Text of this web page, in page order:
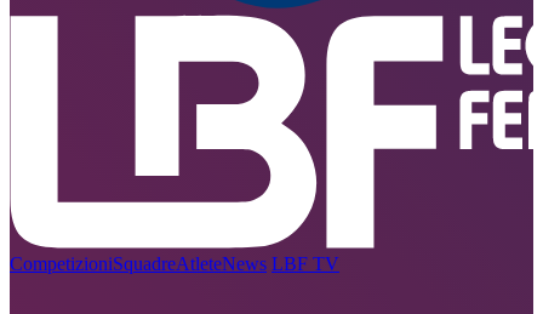
CompetizioniSquadreAtleteNews LBF TV